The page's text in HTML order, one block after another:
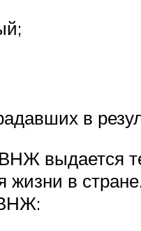
в
выдается
жизни в